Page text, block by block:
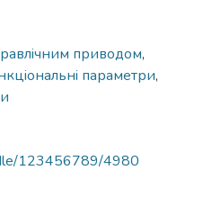
приводом,
параметри,
123456789/4980